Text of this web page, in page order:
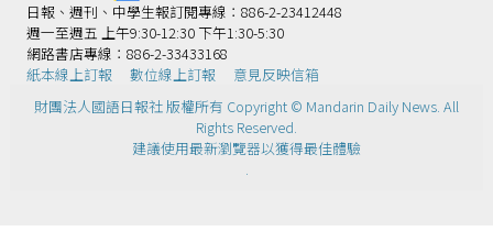
日報、週刊、中學生報訂閱專線：886-2-23412448
週一至週五 上午9:30-12:30 下午1:30-5:30
網路書店專線：886-2-33433168
紙本線上訂報
數位線上訂報
意見反映信箱
財團法人國語日報社 版權所有 Copyright © Mandarin Daily News. All
Rights Reserved.
建議使用最新瀏覽器以獲得最佳體驗
.